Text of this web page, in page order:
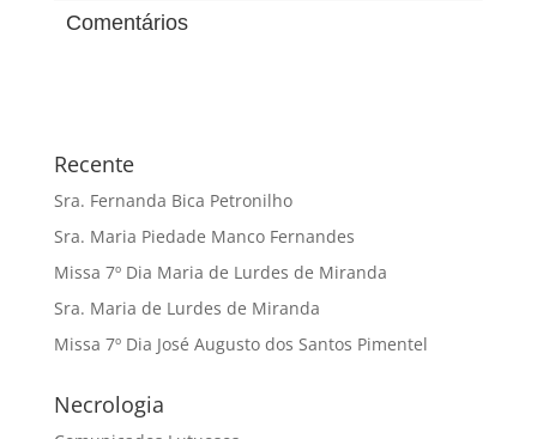
Comentários
Recente
Sra. Fernanda Bica Petronilho
Sra. Maria Piedade Manco Fernandes
Missa 7º Dia Maria de Lurdes de Miranda
Sra. Maria de Lurdes de Miranda
Missa 7º Dia José Augusto dos Santos Pimentel
Necrologia